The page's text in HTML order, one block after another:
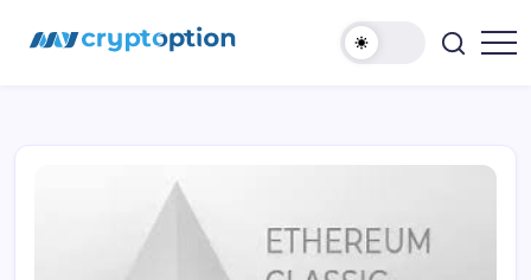
MyCryptOption